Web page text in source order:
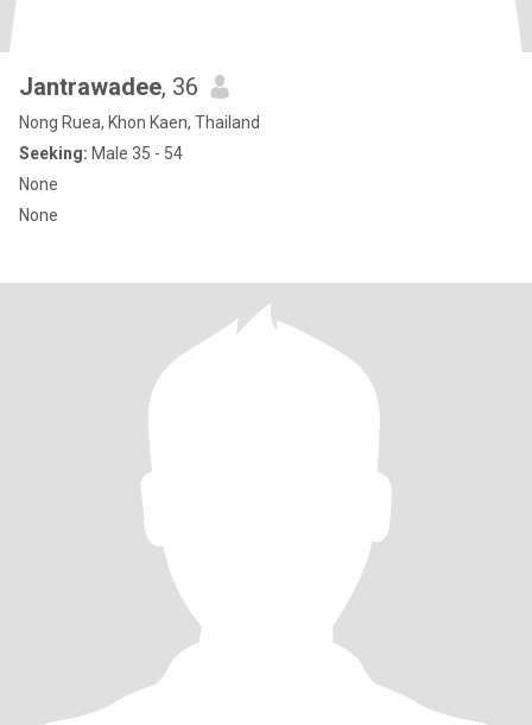
Jantrawadee, 36
Nong Ruea, Khon Kaen, Thailand
Seeking: Male 35 - 54
None
None